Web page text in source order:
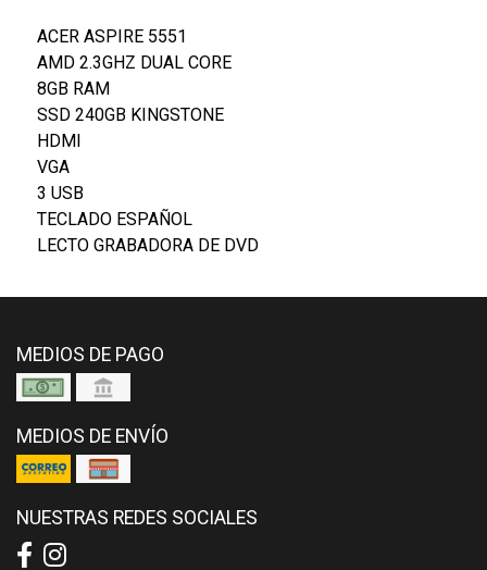
ACER ASPIRE 5551
AMD 2.3GHZ DUAL CORE
8GB RAM
SSD 240GB KINGSTONE
HDMI
VGA
3 USB
TECLADO ESPAÑOL
LECTO GRABADORA DE DVD
MEDIOS DE PAGO
MEDIOS DE ENVÍO
NUESTRAS REDES SOCIALES